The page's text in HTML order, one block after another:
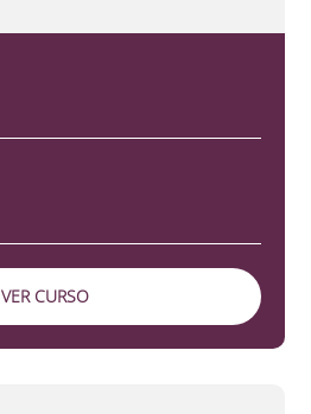
VER CURSO